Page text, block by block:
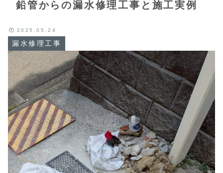
鉛管からの漏水修理工事と施工実例
漏水修理工事
2025.05.24